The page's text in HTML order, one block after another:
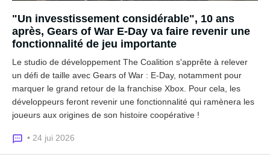
"Un invesstissement considérable", 10 ans
après, Gears of War E-Day va faire revenir une
fonctionnalité de jeu importante
Le studio de développement The Coalition s'apprête à relever
un défi de taille avec Gears of War : E-Day, notamment pour
marquer le grand retour de la franchise Xbox. Pour cela, les
développeurs feront revenir une fonctionnalité qui ramènera les
joueurs aux origines de son histoire coopérative !
• 24 jui 2026